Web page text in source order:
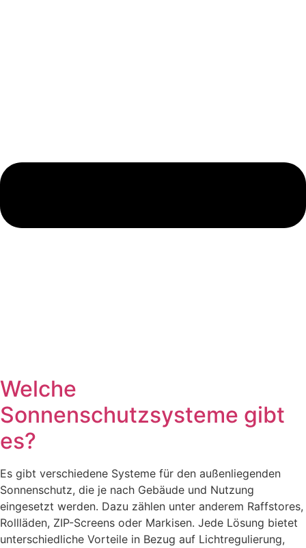
Welche
Sonnenschutzsysteme gibt
es?
Es gibt verschiedene Systeme für den außenliegenden
Sonnenschutz, die je nach Gebäude und Nutzung
eingesetzt werden. Dazu zählen unter anderem Raffstores,
Rollläden, ZIP-Screens oder Markisen. Jede Lösung bietet
unterschiedliche Vorteile in Bezug auf Lichtregulierung,